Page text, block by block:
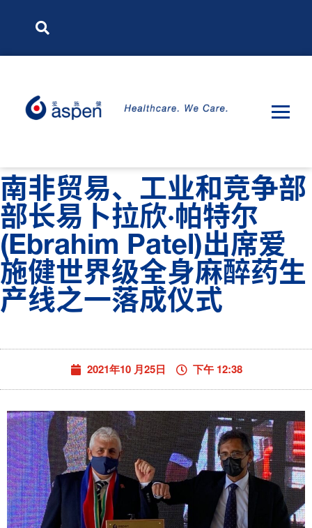
南非贸易、工业和竞争部
部长易卜拉欣·帕特尔
(Ebrahim Patel)出席爱
施健世界级全身麻醉药生
产线之一落成仪式
2021年10 月25日 下午 12:38